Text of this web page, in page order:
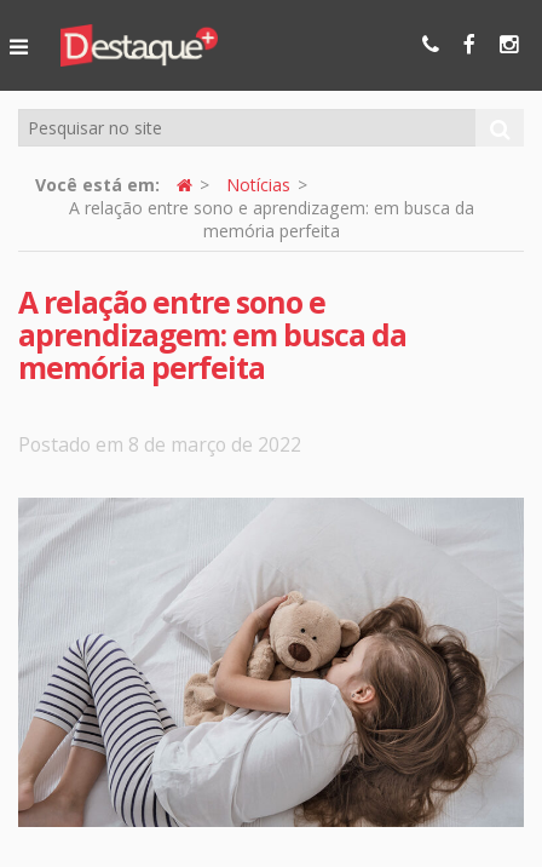
Online
Você está em:
Notícias
A relação entre sono e aprendizagem: em busca da
memória perfeita
A relação entre sono e
aprendizagem: em busca da
memória perfeita
Postado em 8 de março de 2022